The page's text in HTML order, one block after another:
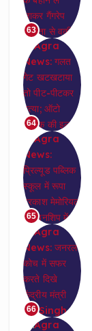
63
64
65
66